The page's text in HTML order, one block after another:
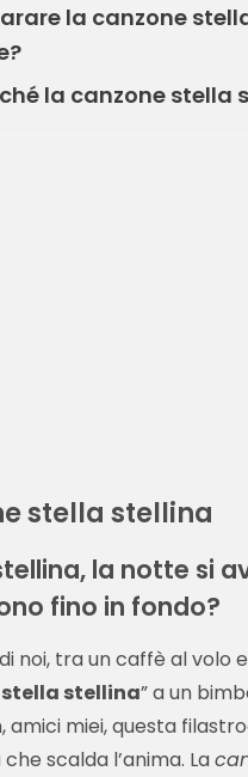
la canzone
la canzone stella
stella stellina
la notte si
fino in fondo?
noi, tra un caffè al volo
stellina” a un
amici miei, questa
scalda l’anima. La